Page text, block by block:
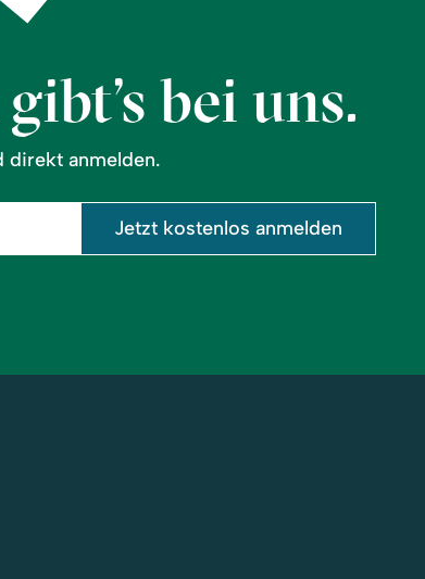
bei uns.
direkt anmelden.
Jetzt kostenlos anmelden